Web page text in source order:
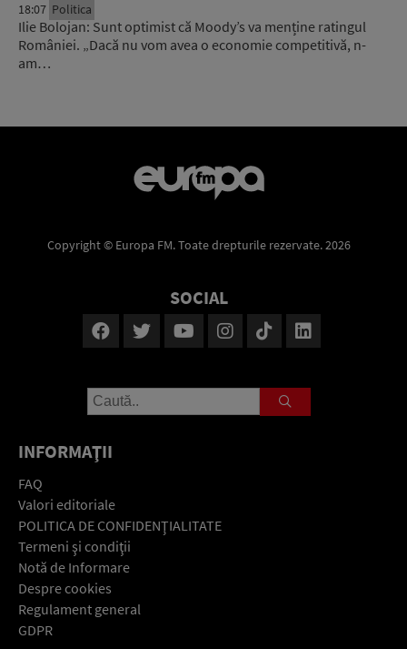
18:07 Politica
Ilie Bolojan: Sunt optimist că Moody’s va menține ratingul
României. „Dacă nu vom avea o economie competitivă, n-
am…
Copyright © Europa FM. Toate drepturile rezervate. 2026
SOCIAL
INFORMAŢII
FAQ
Valori editoriale
POLITICA DE CONFIDENŢIALITATE
Termeni şi condiţii
Notă de Informare
Despre cookies
Regulament general
GDPR